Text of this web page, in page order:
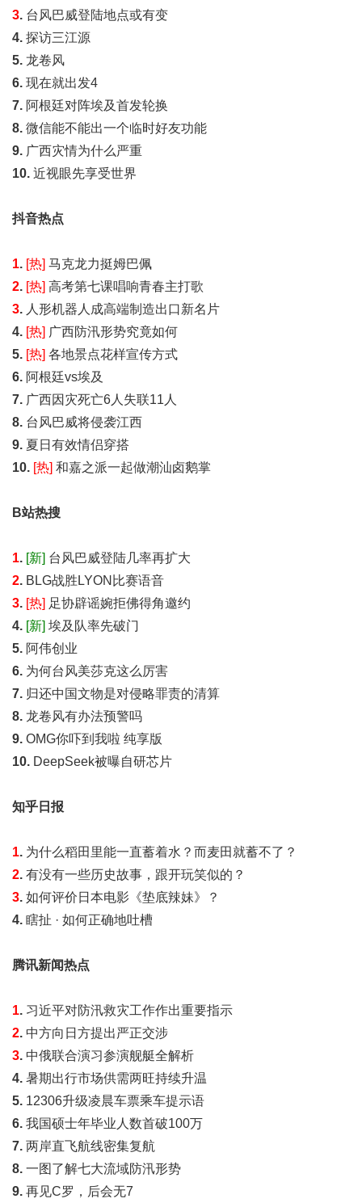
3. 台风巴威登陆地点或有变
4. 探访三江源
5. 龙卷风
6. 现在就出发4
7. 阿根廷对阵埃及首发轮换
8. 微信能不能出一个临时好友功能
9. 广西灾情为什么严重
10. 近视眼先享受世界
抖音热点
1. [热] 马克龙力挺姆巴佩
2. [热] 高考第七课唱响青春主打歌
3. 人形机器人成高端制造出口新名片
4. [热] 广西防汛形势究竟如何
5. [热] 各地景点花样宣传方式
6. 阿根廷vs埃及
7. 广西因灾死亡6人失联11人
8. 台风巴威将侵袭江西
9. 夏日有效情侣穿搭
10. [热] 和嘉之派一起做潮汕卤鹅掌
B站热搜
1. [新] 台风巴威登陆几率再扩大
2. BLG战胜LYON比赛语音
3. [热] 足协辟谣婉拒佛得角邀约
4. [新] 埃及队率先破门
5. 阿伟创业
6. 为何台风美莎克这么厉害
7. 归还中国文物是对侵略罪责的清算
8. 龙卷风有办法预警吗
9. OMG你吓到我啦 纯享版
10. DeepSeek被曝自研芯片
知乎日报
1. 为什么稻田里能一直蓄着水？而麦田就蓄不了？
2. 有没有一些历史故事，跟开玩笑似的？
3. 如何评价日本电影《垫底辣妹》？
4. 瞎扯 · 如何正确地吐槽
腾讯新闻热点
1. 习近平对防汛救灾工作作出重要指示
2. 中方向日方提出严正交涉
3. 中俄联合演习参演舰艇全解析
4. 暑期出行市场供需两旺持续升温
5. 12306升级凌晨车票乘车提示语
6. 我国硕士年毕业人数首破100万
7. 两岸直飞航线密集复航
8. 一图了解七大流域防汛形势
9. 再见C罗，后会无7